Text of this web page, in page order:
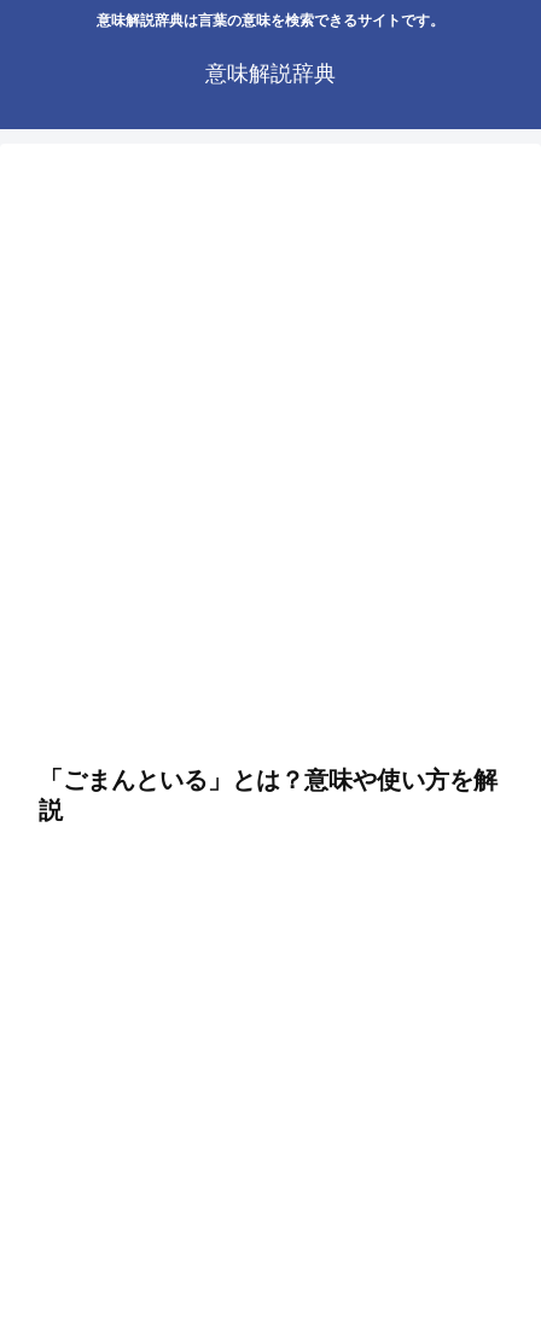
意味解説辞典は言葉の意味を検索できるサイトです。
意味解説辞典
「ごまんといる」とは？意味や使い方を解
説